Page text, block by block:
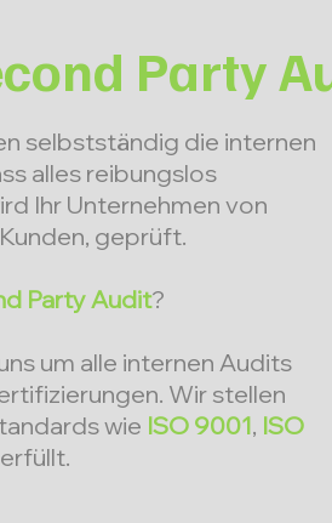
Party
selbstständig die internen
alles reibungslos
Ihr Unternehmen von
geprüft.
Party Audit?
um alle internen Audits
Wir stellen
wie ISO 9001, ISO
erfüllt.